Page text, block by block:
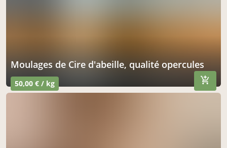
Moulages de Cire d'abeille, qualité opercules
50,00 € / kg